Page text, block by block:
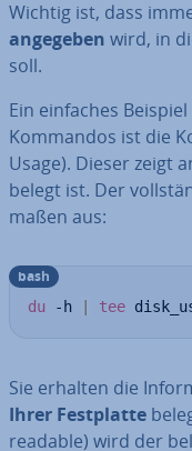
Wichtig ist, dass
angegeben wird, in
soll.
Ein einfaches
Kommandos ist die
Usage). Dieser zeigt
belegt ist. Der
ma­ßen aus:
du -h tee
bash
Sie erhalten die
Ihrer Fest­plat­te
readable) wird der